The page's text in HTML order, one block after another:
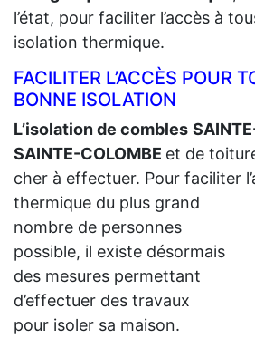
l’état, pour faciliter l’accès à
isolation thermique.
FACILITER L’ACCÈS POUR
BONNE ISOLATION
L’isolation de combles
SAINTE-COLOMBE et de
cher à effectuer. Pour faciliter
thermique du plus grand
nombre de personnes
possible, il existe désormais
des mesures permettant
d’effectuer des travaux
pour isoler sa maison.